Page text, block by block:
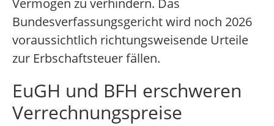
Vermögen zu verhindern. Das
Bundesverfassungsgericht wird noch 2026
voraussichtlich richtungsweisende Urteile
zur Erbschaftsteuer fällen.
EuGH und BFH erschweren
Verrechnungspreise